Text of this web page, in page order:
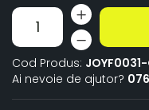
Cod Produs:
Ai nevoie de ajutor?